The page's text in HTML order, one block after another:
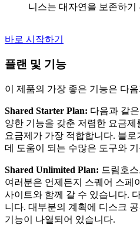
니스는 대자연을 보존하기
바로 시작하기
플랜 및 기능
이 제품의 가장 좋은 기능은 다
Shared Starter Plan: 다음과 같
양한 기능을 갖춘 저렴한 요금제
요금제가 가장 적합합니다. 블
데 도움이 되는 수많은 도구와
Shared Unlimited Plan: 드림호
여러분은 언제든지 스퀘어 스페
사이트와 함께 갈 수 있습니다.
니다. 대부분의 계획에 디스크
기능이 나열되어 있습니다.